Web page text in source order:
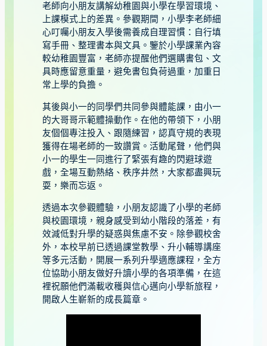
老師向小朋友講解幼稚園與小學在學習環境、
上課模式上的差異。參觀期間，小學李老師細
心叮囑小朋友入學後需養成自理習慣：自行填
寫手冊、整理書本與文具。鑒於小學課業內容
較幼稚園豐富，老師亦提醒他們選購書包、文
具時應留意重量，避免書包負荷過重，加重日
常上學的負擔。
其後與小一的同學們共同參與體能課，由小一
的大哥哥示範體操動作。在他的帶領下，小朋
友個個專注投入、跟隨練習，認真守規的表現
獲得在場老師的一致讚賞。活動尾聲，他們與
小一的學生一同進行了緊張有趣的閃避球遊
戲，全場互動熱絡、秩序井然，大家都盡興玩
耍，樂而忘返。
透過本次參觀體驗，小朋友認識了小學的老師
與校園環境，親身感受到幼小階段的落差，有
效減低對升學的疑惑與焦慮不安。除參觀校舍
外，本校早前已透過課堂教學、升小輔導講座
等多元活動，開展一系列升學適應課程，全方
位協助小朋友做好升讀小學的各項準備，在這
裡祝願他們滿載收穫與信心邁向小學新旅程，
開啟人生嶄新的成長篇章。